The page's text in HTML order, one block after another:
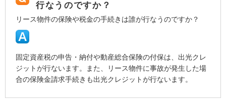
行なうのですか？
リース物件の保険や税金の手続きは誰が行なうのですか？
固定資産税の申告・納付や動産総合保険の付保は、出光クレ
ジットが行ないます。また、リース物件に事故が発生した場
合の保険金請求手続きも出光クレジットが行ないます。